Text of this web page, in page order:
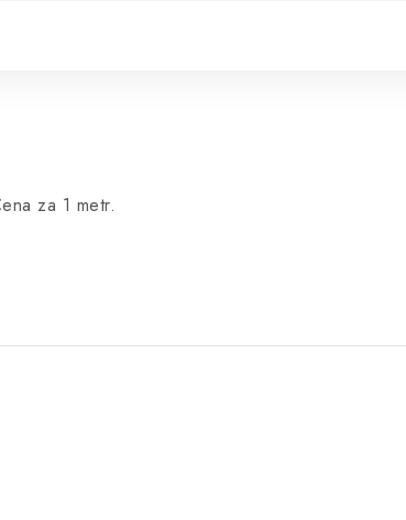
za 1 metr.